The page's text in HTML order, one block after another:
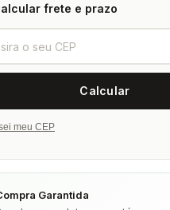
frete e prazo
meu CEP
Garantida